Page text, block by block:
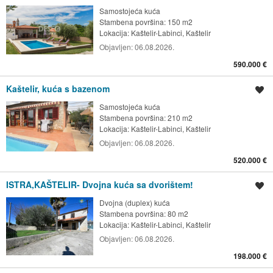
Samostojeća kuća
Stambena površina: 150 m2
Lokacija: Kaštelir-Labinci, Kaštelir
Objavljen:06.08.2026.
590.000 €
Kaštelir, kuća s bazenom
Samostojeća kuća
Stambena površina: 210 m2
Lokacija: Kaštelir-Labinci, Kaštelir
Objavljen:06.08.2026.
520.000 €
ISTRA,KAŠTELIR- Dvojna kuća sa dvorištem!
Dvojna (duplex) kuća
Stambena površina: 80 m2
Lokacija: Kaštelir-Labinci, Kaštelir
Objavljen:06.08.2026.
198.000 €